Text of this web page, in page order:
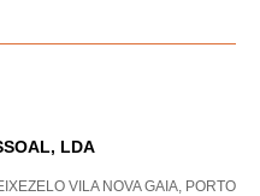
LDA
VILA NOVA GAIA, PORTO